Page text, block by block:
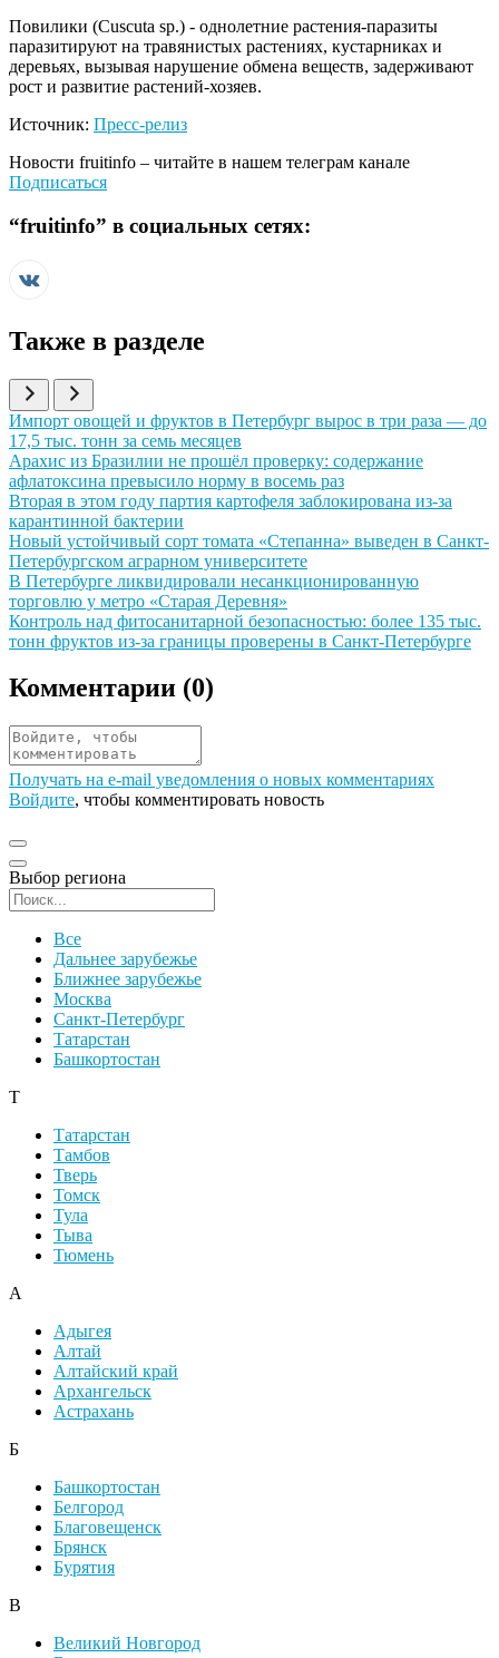
Повилики (Cuscuta sp.) - однолетние растения-паразиты
паразитируют на травянистых растениях, кустарниках и
деревьях, вызывая нарушение обмена веществ, задерживают
рост и развитие растений-хозяев.
Источник: Пресс-релиз
Новости fruitinfo – читайте в нашем телеграм канале
Подписаться
“fruitinfo” в социальных сетях:
Также в разделе
Иллюстрация новости
Импорт овощей и фруктов в Петербург вырос в три раза — до
17,5 тыс. тонн за семь месяцев
Иллюстрация новости
Арахис из Бразилии не прошёл проверку: содержание
афлатоксина превысило норму в восемь раз
Иллюстрация новости
Вторая в этом году партия картофеля заблокирована из-за
карантинной бактерии
Иллюстрация новости
Новый устойчивый сорт томата «Степанна» выведен в Санкт-
Петербургском аграрном университете
Иллюстрация новости
В Петербурге ликвидировали несанкционированную
торговлю у метро «Старая Деревня»
Иллюстрация новости
Контроль над фитосанитарной безопасностью: более 135 тыс.
тонн фруктов из-за границы проверены в Санкт-Петербурге
Комментарии (0)
Получать на e‑mail уведомления о новых комментариях
Войдите, чтобы комментировать новость
Выбор региона
Все
Дальнее зарубежье
Ближнее зарубежье
Москва
Санкт-Петербург
Татарстан
Башкортостан
Т
Татарстан
Тамбов
Тверь
Томск
Тула
Тыва
Тюмень
А
Адыгея
Алтай
Алтайский край
Архангельск
Астрахань
Б
Башкортостан
Белгород
Благовещенск
Брянск
Бурятия
В
Великий Новгород